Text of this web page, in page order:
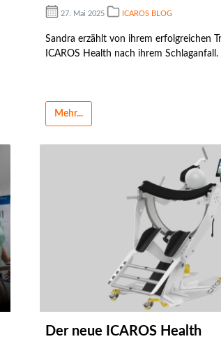
27. Mai 2025 ICAROS BLOG
Sandra erzählt von ihrem erfolgreichen
ICAROS Health nach ihrem Schlaganfall.
Mehr...
Der neue ICAROS Health